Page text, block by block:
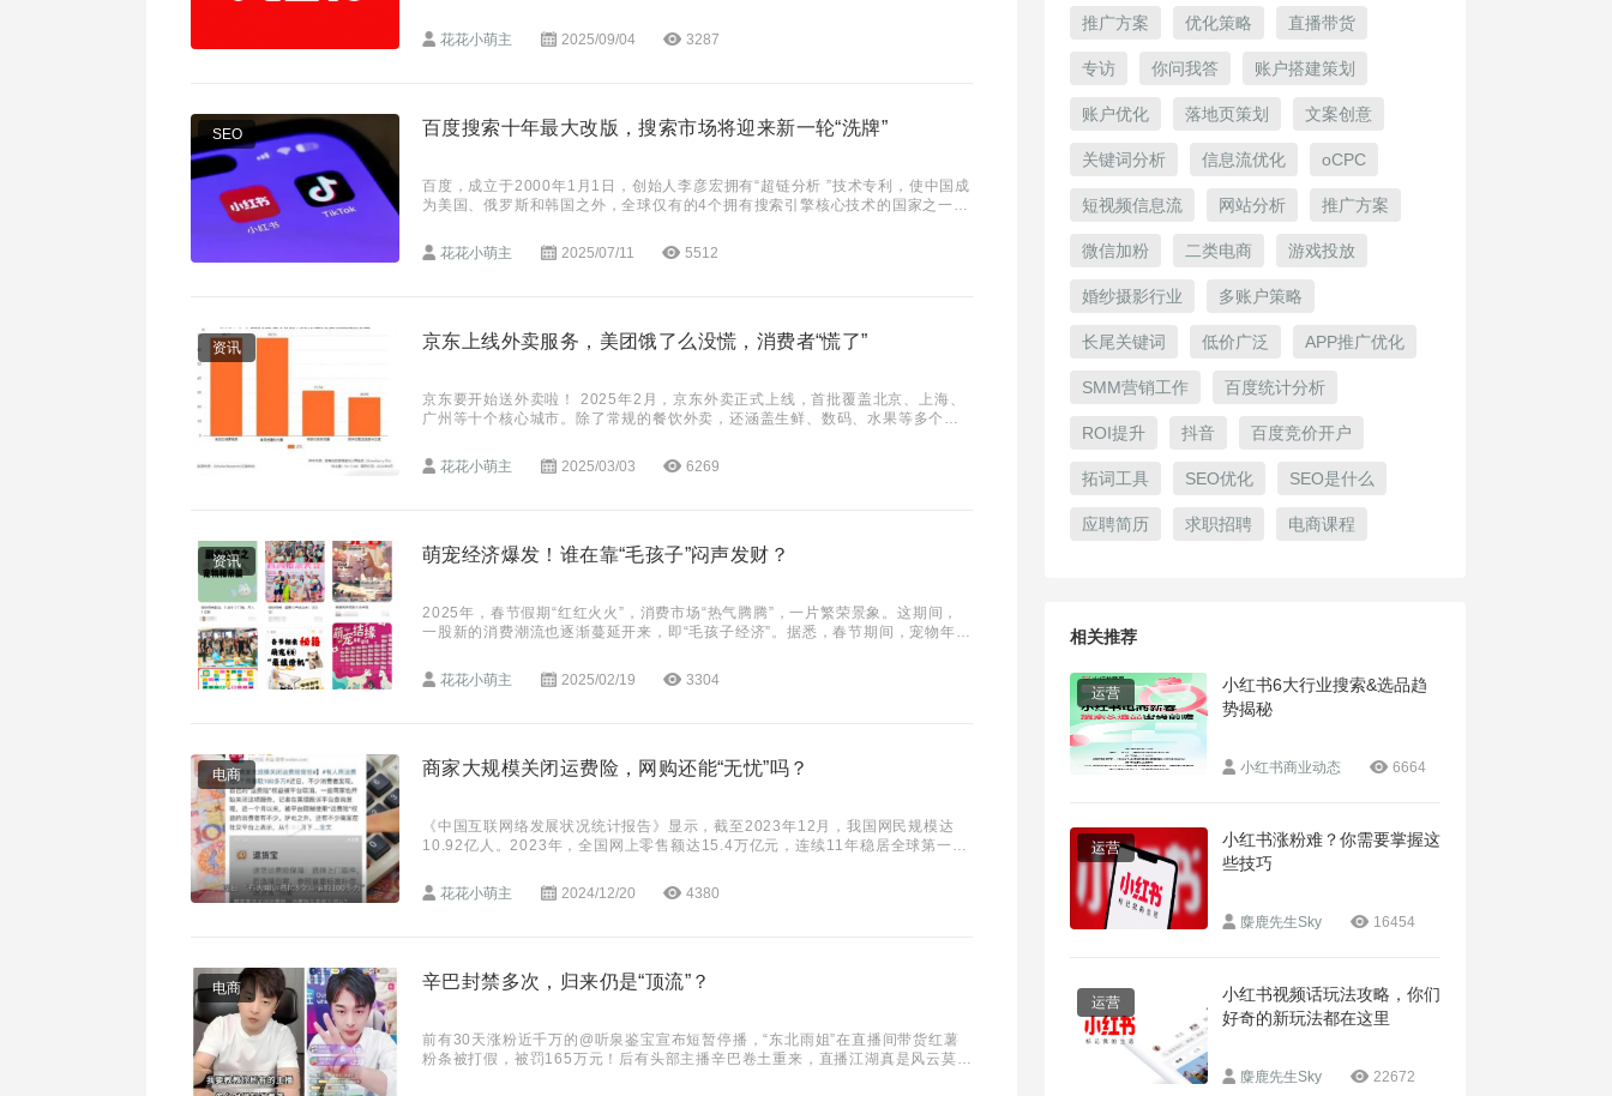
花花小萌主
2025/09/04 3287
SEO 百度搜索十年最大改版，搜索市场将迎来新一轮“洗牌”
百度，成立于2000年1月1日，创始人李彦宏拥有“超链分析 ”技术专利，使中国成
为美国、俄罗斯和韩国之外，全球仅有的4个拥有搜索引擎核心技术的国家之一。
花花小萌主
2025/07/11 5512
资讯 京东上线外卖服务，美团饿了么没慌，消费者“慌了”
京东要开始送外卖啦！ 2025年2月，京东外卖正式上线，首批覆盖北京、上海、
广州等十个核心城市。除了常规的餐饮外卖，还涵盖生鲜、数码、水果等多个细
花花小萌主
2025/03/03 6269
资讯 萌宠经济爆发！谁在靠“毛孩子”闷声发财？
2025年，春节假期“红红火火”，消费市场“热气腾腾”，一片繁荣景象。这期间，
一股新的消费潮流也逐渐蔓延开来，即“毛孩子经济”。据悉，春节期间，宠物年夜
花花小萌主
2025/02/19 3304
电商 商家大规模关闭运费险，网购还能“无忧”吗？
《中国互联网络发展状况统计报告》显示，截至2023年12月，我国网民规模达
10.92亿人。2023年，全国网上零售额达15.4万亿元，连续11年稳居全球第一。
花花小萌主
2024/12/20 4380
电商 辛巴封禁多次，归来仍是“顶流”？
前有30天涨粉近千万的@听泉鉴宝宣布短暂停播，“东北雨姐”在直播间带货红薯
粉条被打假，被罚165万元！后有头部主播辛巴卷土重来，直播江湖真是风云莫
推广方案 优化策略 直播带货
专访 你问我答 账户搭建策划
账户优化 落地页策划 文案创意
关键词分析 信息流优化 oCPC
短视频信息流 网站分析 推广方案
微信加粉 二类电商 游戏投放
婚纱摄影行业 多账户策略
长尾关键词 低价广泛 APP推广优化
SMM营销工作 百度统计分析
ROI提升 抖音 百度竞价开户
拓词工具 SEO优化 SEO是什么
应聘简历 求职招聘 电商课程
相关推荐
运营
小红书6大行业搜索&选品趋
势揭秘
小红书商业动态 6664
运营
小红书涨粉难？你需要掌握这
些技巧
麋鹿先生Sky 16454
运营
小红书视频话玩法攻略，你们
好奇的新玩法都在这里
麋鹿先生Sky 22672